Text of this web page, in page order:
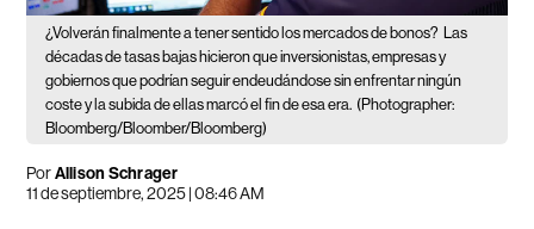
¿Volverán finalmente a tener sentido los mercados de bonos?
Las
décadas de tasas bajas hicieron que inversionistas, empresas y
gobiernos que podrían seguir endeudándose sin enfrentar ningún
coste y la subida de ellas marcó el fin de esa era. (Photographer:
Bloomberg/Bloomber/Bloomberg)
PorAllison Schrager
11 de septiembre, 2025 | 08:46 AM